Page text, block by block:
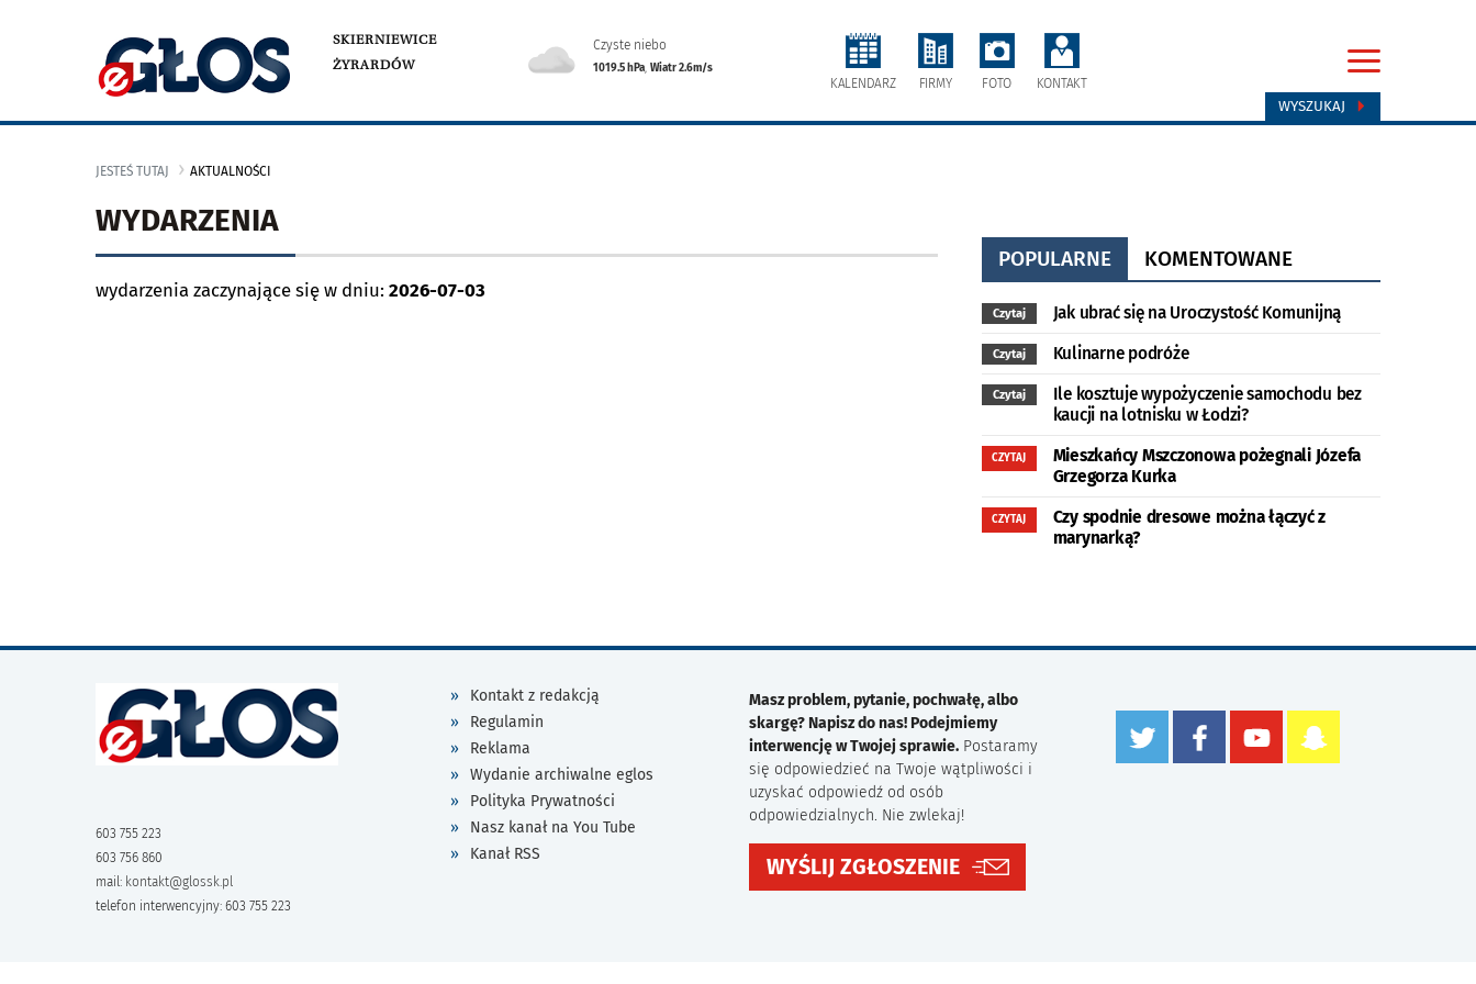
SKIERNIEWICE
ŻYRARDÓW
Czyste niebo
1019.5 hPa,Wiatr 2.6m/s
KALENDARZ FIRMY FOTO KONTAKT
WYSZUKAJ
JESTEŚ TUTAJ AKTUALNOŚCI
WYDARZENIA
wydarzenia zaczynające się w dniu: 2026-07-03
POPULARNE KOMENTOWANE
Czytaj Jak ubrać się na Uroczystość Komunijną
Czytaj Kulinarne podróże
Czytaj
Ile kosztuje wypożyczenie samochodu bez
kaucji na lotnisku w Łodzi?
CZYTAJ
Mieszkańcy Mszczonowa pożegnali Józefa
Grzegorza Kurka
CZYTAJ
Czy spodnie dresowe można łączyć z
marynarką?
603 755 223
603 756 860
mail: kontakt@glossk.pl
telefon interwencyjny: 603 755 223
Kontakt z redakcją
Regulamin
Reklama
Wydanie archiwalne eglos
Polityka Prywatności
Nasz kanał na You Tube
Kanał RSS
Masz problem, pytanie, pochwałę, albo
skargę? Napisz do nas! Podejmiemy
interwencję w Twojej sprawie. Postaramy
się odpowiedzieć na Twoje wątpliwości i
uzyskać odpowiedź od osób
odpowiedzialnych. Nie zwlekaj!
WYŚLIJ ZGŁOSZENIE